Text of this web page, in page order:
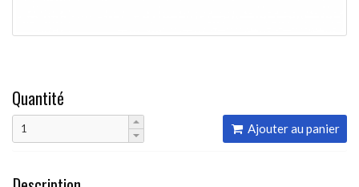
Quantité
Ajouter au panier